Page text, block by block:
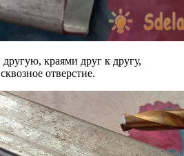
краями друг к другу,
отверстие.